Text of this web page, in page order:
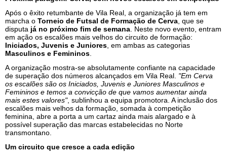
Após o êxito retumbante de Vila Real, a organização já tem em
marcha o Torneio de Futsal de Formação de Cerva , que se
disputa já no próximo fim de semana . Neste novo evento, entram
em ação os escalões mais velhos do circuito de formação:
Iniciados, Juvenis e Juniores , em ambas as categorias
Masculinos e Femininos
A organização mostra-se absolutamente confiante na capacidade
de superação dos números alcançados em Vila Real. "Em Cerva
os escalões são os Iniciados, Juvenis e Juniores Masculinos e
Femininos e temos a convicção de que vamos aumentar ainda
mais estes valores", sublinhou a equipa promotora. A inclusão dos
escalões mais velhos da formação, somada à competição
feminina, abre a porta a um cartaz ainda mais alargado e à
possível superação das marcas estabelecidas no Norte
transmontano.
Um circuito que cresce a cada edição